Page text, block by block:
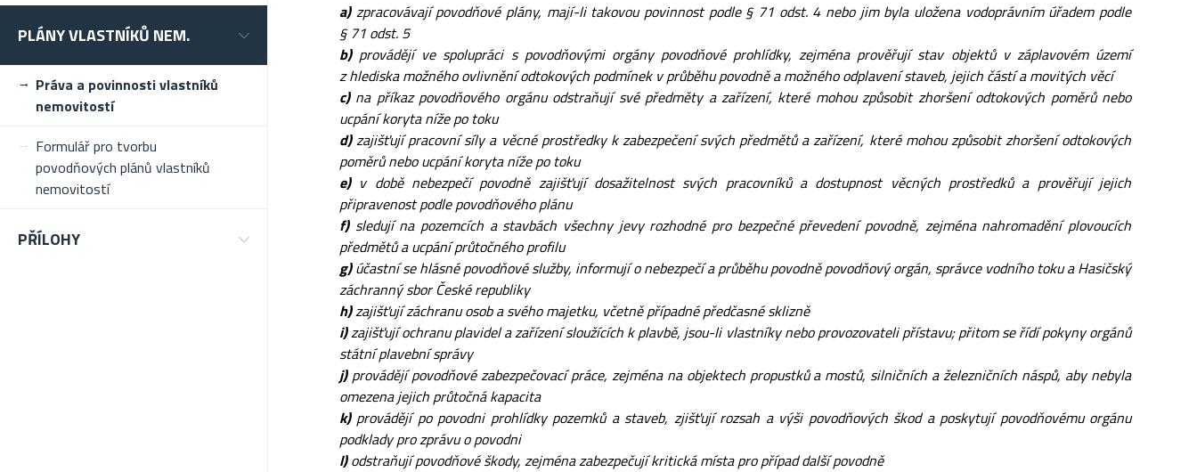
PLÁNY VLASTNÍKŮ NEM.
Práva a povinnosti vlastníků
nemovitostí
Formulář pro tvorbu
povodňových plánů vlastníků
nemovitostí
PŘÍLOHY
a)zpracovávají povodňové plány, mají-li takovou povinnost podle § 71 odst. 4 nebo jim byla uložena vodoprávním úřadem podle
§ 71 odst. 5
b)provádějí ve spolupráci s povodňovými orgány povodňové prohlídky, zejména prověřují stav objektů v záplavovém území
z hlediska možného ovlivnění odtokových podmínek v průběhu povodně a možného odplavení staveb, jejich částí a movitých věcí
c)na příkaz povodňového orgánu odstraňují své předměty a zařízení, které mohou způsobit zhoršení odtokových poměrů nebo
ucpání koryta níže po toku
d)zajišťují pracovní síly a věcné prostředky k zabezpečení svých předmětů a zařízení, které mohou způsobit zhoršení odtokových
poměrů nebo ucpání koryta níže po toku
e)v době nebezpečí povodně zajišťují dosažitelnost svých pracovníků a dostupnost věcných prostředků a prověřují jejich
připravenost podle povodňového plánu
f)sledují na pozemcích a stavbách všechny jevy rozhodné pro bezpečné převedení povodně, zejména nahromadění plovoucích
předmětů a ucpání průtočného profilu
g)účastní se hlásné povodňové služby, informují o nebezpečí a průběhu povodně povodňový orgán, správce vodního toku a Hasičský
záchranný sbor České republiky
h)zajišťují záchranu osob a svého majetku, včetně případné předčasné sklizně
i)zajišťují ochranu plavidel a zařízení sloužících k plavbě, jsou-li vlastníky nebo provozovateli přístavu; přitom se řídí pokyny orgánů
státní plavební správy
j)provádějí povodňové zabezpečovací práce, zejména na objektech propustků a mostů, silničních a železničních náspů, aby nebyla
omezena jejich průtočná kapacita
k)provádějí po povodni prohlídky pozemků a staveb, zjišťují rozsah a výši povodňových škod a poskytují povodňovému orgánu
podklady pro zprávu o povodni
l)odstraňují povodňové škody, zejména zabezpečují kritická místa pro případ další povodně